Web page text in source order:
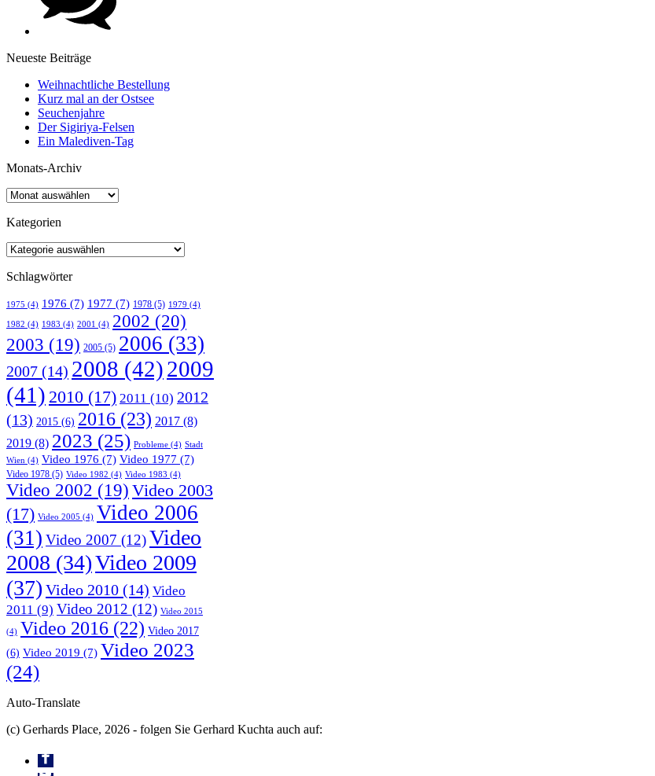
Neueste Beiträge
Weihnachtliche Bestellung
Kurz mal an der Ostsee
Seuchenjahre
Der Sigiriya-Felsen
Ein Malediven-Tag
Monats-Archiv
Kategorien
Schlagwörter
1975 (4) 1976 (7) 1977 (7) 1978 (5) 1979 (4)
1982 (4) 1983 (4) 2001 (4) 2002 (20)
2003 (19) 2005 (5) 2006 (33)
2007 (14) 2008 (42)2009
(41) 2010 (17) 2011 (10) 2012
(13) 2015 (6) 2016 (23) 2017 (8)
2019 (8) 2023 (25) Probleme (4) Stadt
Wien (4) Video 1976 (7) Video 1977 (7)
Video 1978 (5) Video 1982 (4) Video 1983 (4)
Video 2002 (19) Video 2003
(17) Video 2005 (4) Video 2006
(31) Video 2007 (12)Video
2008 (34)Video 2009
(37) Video 2010 (14) Video
2011 (9) Video 2012 (12) Video 2015
(4) Video 2016 (22) Video 2017
(6) Video 2019 (7) Video 2023
(24)
Auto-Translate
(c) Gerhards Place, 2026 - folgen Sie Gerhard Kuchta auch auf: